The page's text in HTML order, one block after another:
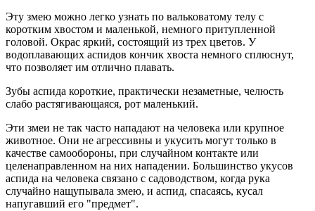
Эту змею можно легко узнать по вальковатому телу с
коротким хвостом и маленькой, немного притупленной
головой. Окрас яркий, состоящий из трех цветов. У
водоплавающих аспидов кончик хвоста немного сплюснут,
что позволяет им отлично плавать.
Зубы аспида короткие, практически незаметные, челюсть
слабо растягивающаяся, рот маленький.
Эти змеи не так часто нападают на человека или крупное
животное. Они не агрессивны и укусить могут только в
качестве самообороны, при случайном контакте или
целенаправленном на них нападении. Большинство укусов
аспида на человека связано с садоводством, когда рука
случайно нащупывала змею, и аспид, спасаясь, кусал
напугавший его "предмет".